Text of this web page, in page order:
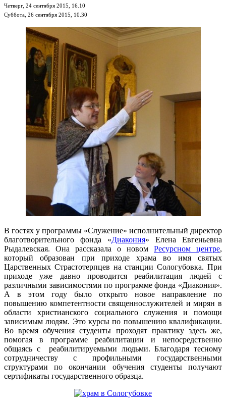
Четверг, 24 сентября 2015, 16.10
Суббота, 26 сентября 2015, 10.30
В гостях у программы «Служение» исполнительный директор
благотворительного фонда «Диакония» Елена Евгеньевна
Рыдалевская. Она рассказала о новом Ресурсном центре,
который образован при приходе храма во имя святых
Царственных Страстотерпцев на станции Сологубовка. При
приходе уже давно проводится реабилитация людей с
различными зависимостями по программе фонда «Диакония».
А в этом году было открыто новое направление по
повышению компетентности священнослужителей и мирян в
области христианского социального служения и помощи
зависимым людям. Это курсы по повышению квалификации.
Во время обучения студенты проходят практику здесь же,
помогая в программе реабилитации и непосредственно
общаясь с реабилитируемыми людьми. Благодаря тесному
сотрудничеству с профильными государственными
структурами по окончании обучения студенты получают
сертификаты государственного образца.